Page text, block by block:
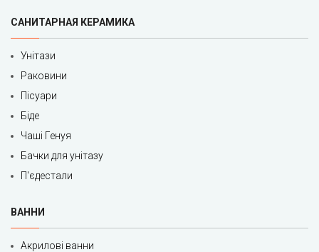
САНИТАРНАЯ КЕРАМИКА
Унітази
Раковини
Пісуари
Біде
Чаші Генуя
Бачки для унітазу
П'єдестали
ВАННИ
Акрилові ванни